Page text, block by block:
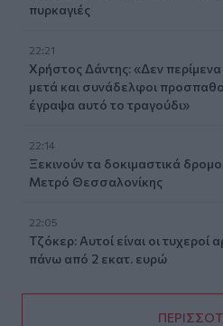
πυρκαγιές
22:21
Χρήστος Δάντης: «Δεν περίμενα
μετά και συνάδελφοι
έγραψα αυτό το τραγούδι»
22:14
Ξεκινούν τα δοκιμαστικά
Μετρό Θεσσαλονίκης
22:05
Τζόκερ: Αυτοί είναι οι τυχεροί
πάνω από 2 εκατ. ευρώ